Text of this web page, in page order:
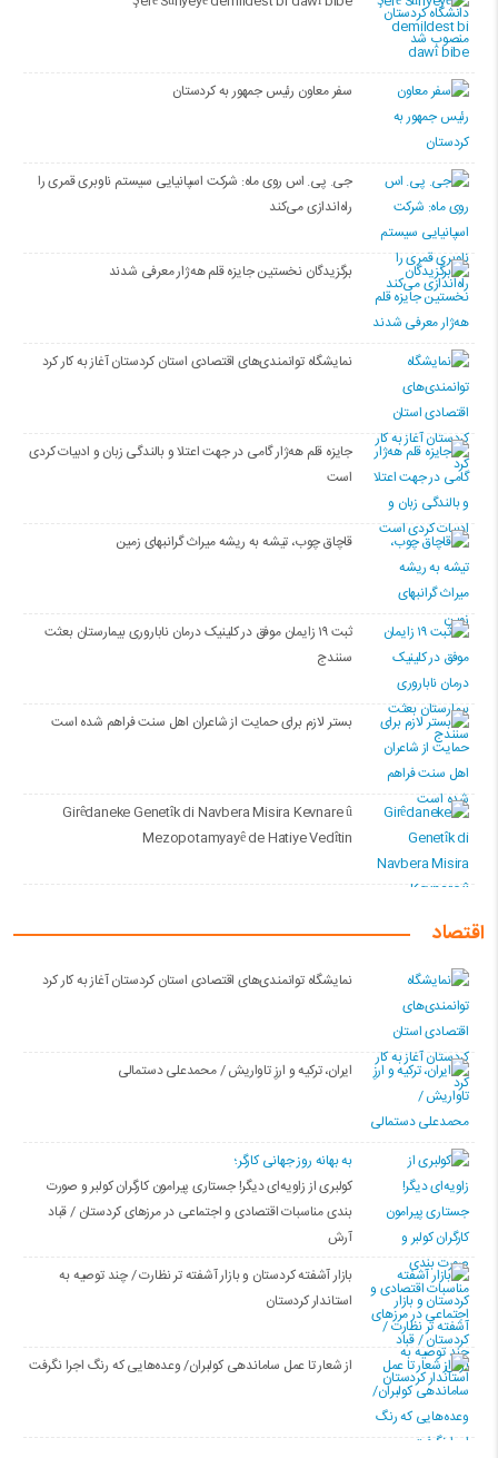
سفر معاون رئیس جمهور به کردستان
جی. پی. اس روی ماه: شرکت اسپانیایی سیستم ناوبری قمری را
راه‌اندازی می‌کند
برگزیدگان نخستین جایزه قلم هه‌ژار معرفی شدند
نمایشگاه توانمندی‌های اقتصادی استان کردستان آغاز به کار کرد
جایزه قلم هه‌ژار گامی در جهت اعتلا و بالندگی زبان و ادبیات کردی
است
قاچاق چوب، تیشه به ریشه میراث گرانبهای زمین
ثبت ۱۹ زایمان موفق در کلینیک درمان ناباروری بیمارستان بعثت
سنندج
بستر لازم برای حمایت از شاعران اهل سنت فراهم شده است
Girêdaneke Genetîk di Navbera Misira Kevnare û
Mezopotamyayê de Hatiye Vedîtin
اقتصاد
نمایشگاه توانمندی‌های اقتصادی استان کردستان آغاز به کار کرد
ایران، ترکیه و ارزِ تاواریش / محمدعلی دستمالی
به بهانه روز جهانی کارگر؛
کولبری از زاویه‌ای دیگر! جستاری پیرامون کارگران کولبر و صورت
بندی مناسبات اقتصادی و اجتماعی در مرزهای کردستان / قباد
آرش
بازار آشفته کردستان و بازار آشفته­ تر نظارت / چند توصیه به
استاندار کردستان
از شعار تا عمل ساماندهی کولبران/ وعده‌هایی که رنگ اجرا نگرفت